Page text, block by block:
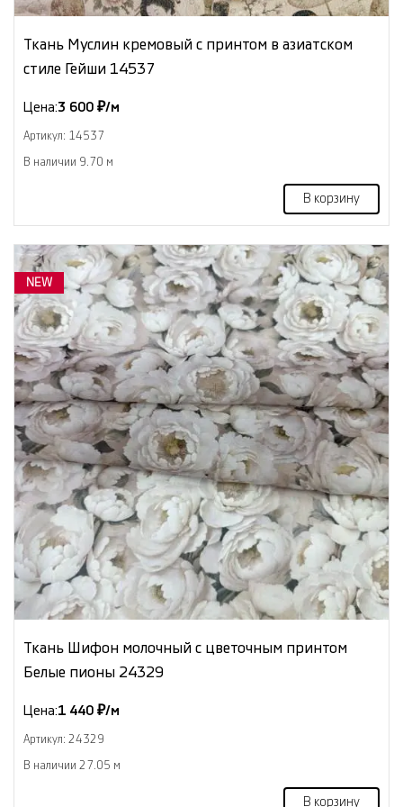
Ткань Муслин кремовый с принтом в азиатском
стиле Гейши 14537
Цена:3 600 ₽/м
Артикул: 14537
В наличии 9.70 м
В корзину
NEW
Ткань Шифон молочный с цветочным принтом
Белые пионы 24329
Цена:1 440 ₽/м
Артикул: 24329
В наличии 27.05 м
В корзину